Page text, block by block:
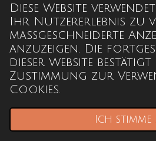
Diese Website
Ihr Nutzererlebnis zu
maßgeschneiderte
anzuzeigen. Die
dieser Website bestätigt
Zustimmung zur
Cookies.
Ich stimme
Mit Unterstützung vonWebador
Telefon